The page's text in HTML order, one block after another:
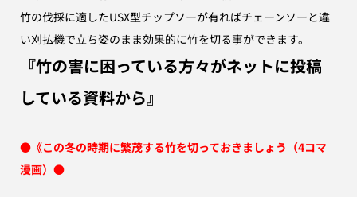
竹の伐採に適したUSX型チップソーが有ればチェーンソーと違
い刈払機で立ち姿のまま効果的に竹を切る事ができます。
『竹の害に困っている方々がネットに投稿
している資料から』
●《この冬の時期に繁茂する竹を切っておきましょう（4コマ
漫画） ●